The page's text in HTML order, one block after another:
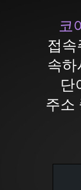
코
접속
속하
단
주소